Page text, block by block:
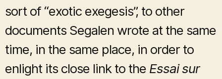
sort of “exotic exegesis”, to other
documents Segalen wrote at the same
time, in the same place, in order to
enlight its close link to the Essai sur